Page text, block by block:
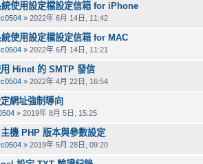
使用設定檔設定信箱 for iPhone
» 2022年 6月 14日, 11:42
使用設定檔設定信箱 for MAC
» 2022年 6月 14日, 11:21
Hinet 的 SMTP 發信
» 2022年 4月 22日, 16:54
網址強制導向
» 2019年 8月 5日, 15:25
機 PHP 版本與參數設定
» 2019年 5月 28日, 09:20